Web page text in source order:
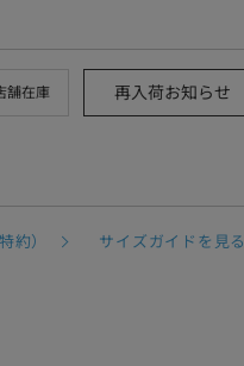
舗在庫 再入荷お知らせ
約）
サイズガイドを見る